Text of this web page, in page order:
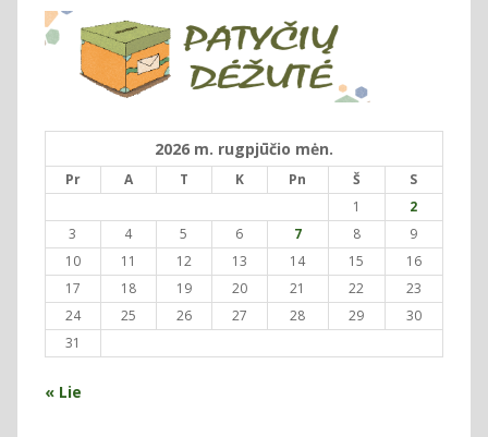
2026 m. rugpjūčio mėn.
Pr A T K Pn Š
S
1
2
3
4 5 6 7 8
9
10
11 12 13 14 15
16
17
18 19 20 21 22
23
24
25 26 27 28 29
30
31
« Lie